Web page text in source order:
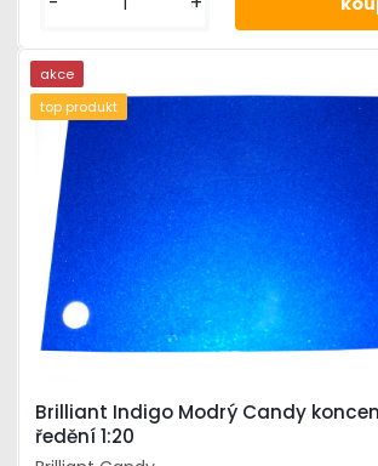
Brilliant Indigo Modrý Candy
ředění 1:20
akce
top produkt